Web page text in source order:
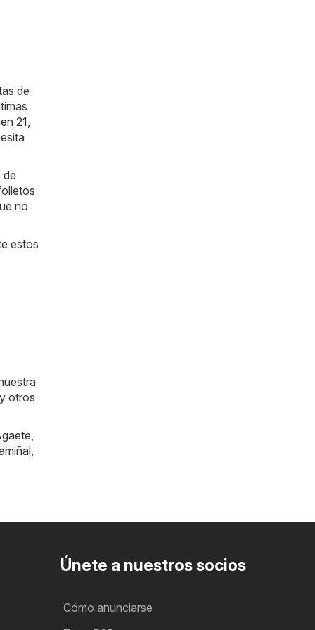
de
21,
de
no
estos
otros
,
,
Únete a nuestros socios
Cómo anunciarse